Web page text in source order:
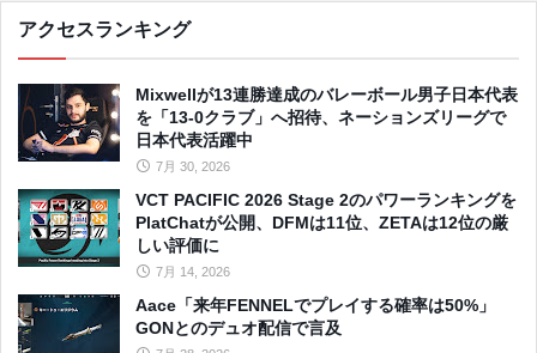
アクセスランキング
Mixwellが13連勝達成のバレーボール男子日本代表
を「13-0クラブ」へ招待、ネーションズリーグで
日本代表活躍中
7月 30, 2026
VCT PACIFIC 2026 Stage 2のパワーランキングを
PlatChatが公開、DFMは11位、ZETAは12位の厳
しい評価に
7月 14, 2026
Aace「来年FENNELでプレイする確率は50%」
GONとのデュオ配信で言及